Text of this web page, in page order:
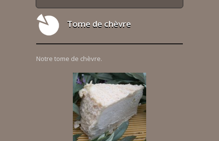
Tome de chèvre
Notre tome de chèvre.